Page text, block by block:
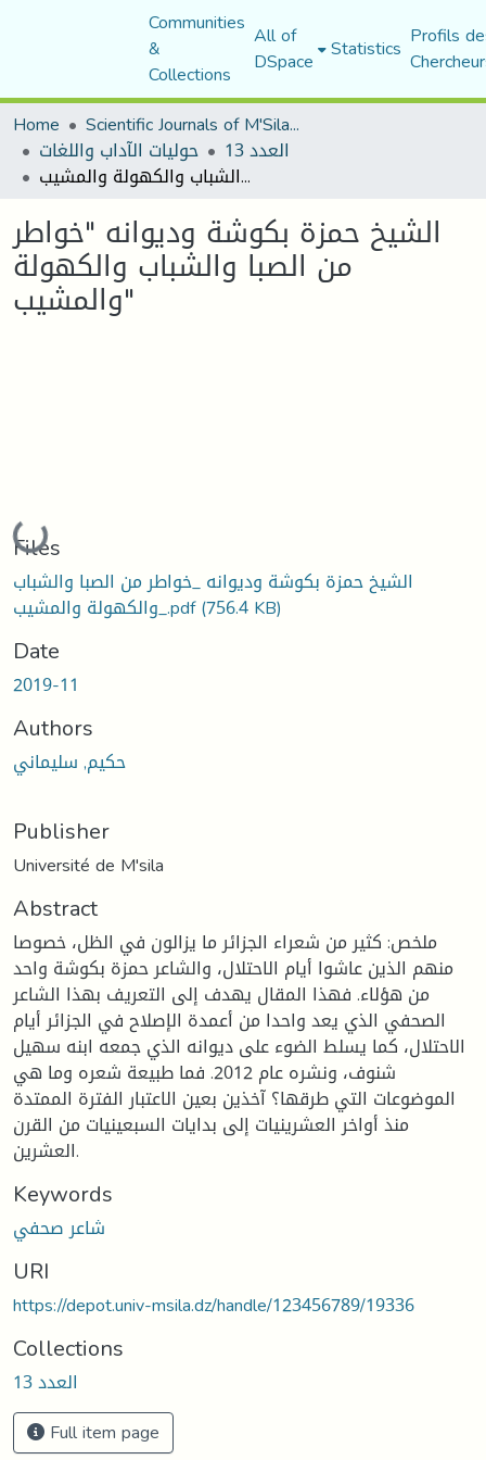
Communities
&
Collections
All of
DSpace Statistics Profils
Home
Scientific Journals of M'Sila University
حوليات الآداب واللغات العدد 13
الشيخ حمزة بكوشة وديوانه "خواطر من الصبا والشباب والكهولة والمشيب"
الشيخ حمزة بكوشة وديوانه "خواطر
من الصبا والشباب والكهولة
والمشيب"
Loading...
Files
الشيخ حمزة بكوشة وديوانه _خواطر من الصبا والشباب
والكهولة والمشيب_.pdf(756.4 KB)
Date
2019-11
Authors
حكيم, سليماني
Publisher
Université de M'sila
Abstract
ملخص: كثير من شعراء الجزائر ما يزالون في الظل، خصوصا
منهم الذين عاشوا أيام الاحتلال، والشاعر حمزة بكوشة واحد
من هؤلاء. فهذا المقال يهدف إلى التعريف بهذا الشاعر
الصحفي الذي يعد واحدا من أعمدة الإصلاح في الجزائر أيام
الاحتلال، كما يسلط الضوء على ديوانه الذي جمعه ابنه سهيل
شنوف، ونشره عام 2012. فما طبيعة شعره وما هي
الموضوعات التي طرقها؟ آخذين بعين الاعتبار الفترة الممتدة
منذ أواخر العشرينيات إلى بدايات السبعينيات من القرن
العشرين.
Keywords
شاعر صحفي
URI
https://depot.univ-msila.dz/handle/123456789/19336
Collections
العدد 13
Full item page